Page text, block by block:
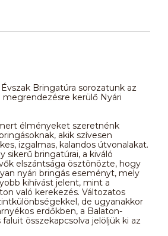
Bringatúra sorozatunk az
kerülő Nyári
élményeket szeretnénk
akik szívesen
izgalmas, kalandos útvonalakat.
sikerű bringatúrai, a kiváló
elszántsága ösztönözte, hogy
nyári bringás eseményt, mely
kihívást jelent, mint a
való kerekezés. Változatos
de ugyanakkor
erdőkben, a Balaton-
összekapcsolva jelöljük ki az